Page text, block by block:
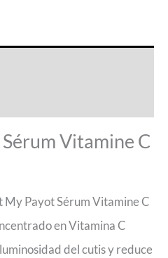
Vitamine C
My Payot Sérum Vitamine C
en Vitamina C
del cutis y reduce